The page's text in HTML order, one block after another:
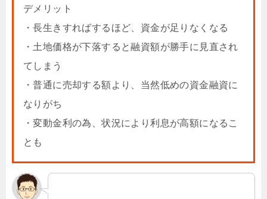
デメリット
・長生きすればするほど、資金が足りなくなる
・土地価格が下落すると融資額が勝手に見直され
てしまう
・普通に売却する額より、当然低めの資金融資に
なりがち
・変動金利の為、状況により利息が高額になるこ
とも